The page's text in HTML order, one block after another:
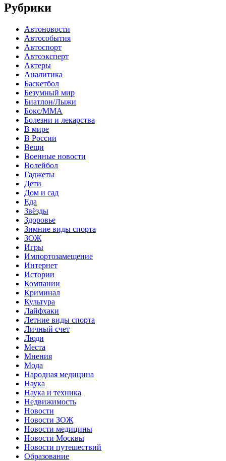
Рубрики
Автоновости
Автособытия
Автоспорт
Автоэксперт
Актеры
Аналитика
Баскетбол
Безумный мир
Биатлон/Лыжи
Бокс/MMA
Болезни и лекарства
В мире
В России
Вещи
Военные новости
Волейбол
Гаджеты
Дети
Дом и сад
Еда
Звёзды
Здоровье
Зимние виды спорта
ЗОЖ
Игры
Импортозамещение
Интернет
Истории
Компании
Криминал
Культура
Лайфхаки
Летние виды спорта
Личный счет
Люди
Места
Мнения
Мода
Народная медицина
Наука
Наука и техника
Недвижимость
Новости
Новости ЗОЖ
Новости медицины
Новости Москвы
Новости путешествий
Образование